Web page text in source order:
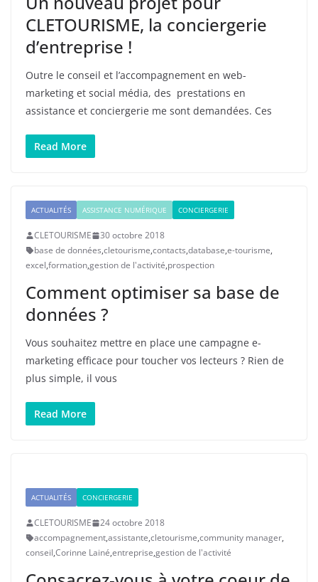
CLETOURISME, la conciergerie
d’entreprise !
Outre le conseil et l’accompagnement en web-
marketing et social média, des prestations en
assistance et conciergerie me sont demandées. Ces
Read More
ACTUALITÉS ASSISTANCE NUMÉRIQUE CONCIERGERIE
CLETOURISME
30 octobre 2018
base de données,cletourisme,contacts,database,e-tourisme,
excel,formation,gestion de l'activité,prospection
Comment optimiser sa base de
données ?
Vous souhaitez mettre en place une campagne e-
marketing efficace pour toucher vos lecteurs ? Rien de
plus simple, il vous
Read More
ACTUALITÉS CONCIERGERIE
CLETOURISME
24 octobre 2018
accompagnement,assistante,cletourisme,community manager,
conseil,Corinne Lainé,entreprise,gestion de l'activité